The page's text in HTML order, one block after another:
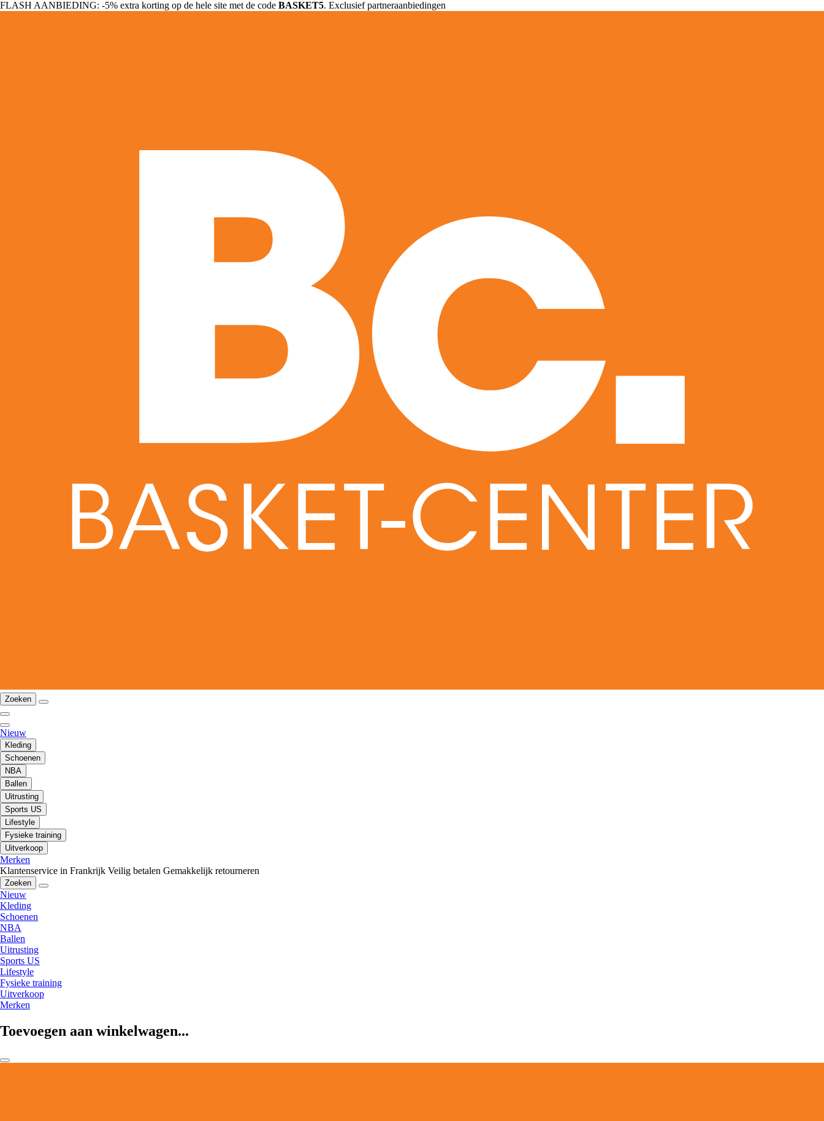
FLASH AANBIEDING: -5% extra korting op de hele site met de code BASKET5. Exclusief partneraanbiedingen
Zoeken
Nieuw
Kleding
Schoenen
NBA
Ballen
Uitrusting
Sports US
Lifestyle
Fysieke training
Uitverkoop
Merken
Klantenservice in Frankrijk Veilig betalen Gemakkelijk retourneren
Zoeken
Nieuw
Kleding
Schoenen
NBA
Ballen
Uitrusting
Sports US
Lifestyle
Fysieke training
Uitverkoop
Merken
Toevoegen aan winkelwagen...